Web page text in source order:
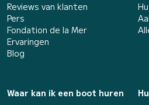
Reviews van klanten
Pers
Fondation de la Mer
Ervaringen
Blog
Waar kan ik een boot huren